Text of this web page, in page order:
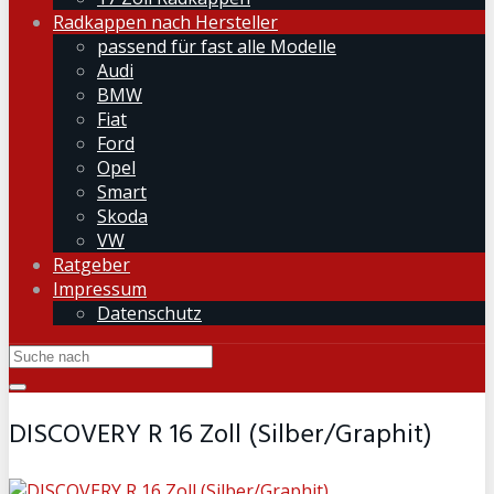
Radkappen nach Hersteller
passend für fast alle Modelle
Audi
BMW
Fiat
Ford
Opel
Smart
Skoda
VW
Ratgeber
Impressum
Datenschutz
DISCOVERY R 16 Zoll (Silber/Graphit)